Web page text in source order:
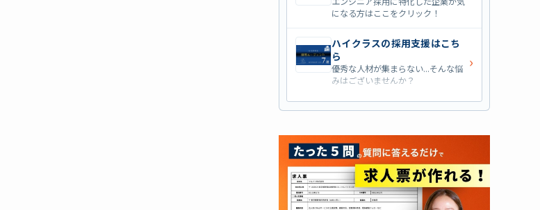
になる方はここをクリック！
ハイクラスの採用支援はこち
ら
優秀な人材が集まらない...そんな悩
みはございませんか？
›
営業職の採用支援はこちら
した企業を七つ集めました！
外資系の採用支援はこちら
外資系企業の採用支援を行っている
会社はこちらから！
›